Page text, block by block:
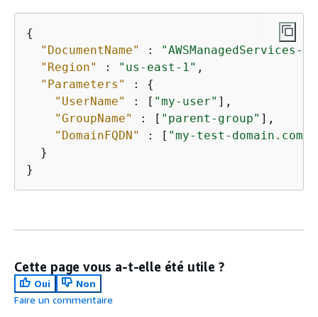
{
"DocumentName"
:
"AWSManagedServices-
"Region"
: "us-east-1" ,
"Parameters"
: {
"UserName"
: [ "my-user" ],
"GroupName"
: [ "parent-group" ],
"DomainFQDN"
: [ "my-test-domain.com"
  }
}
Cette page vous a-t-elle été utile ?
Oui
Non
Faire un commentaire